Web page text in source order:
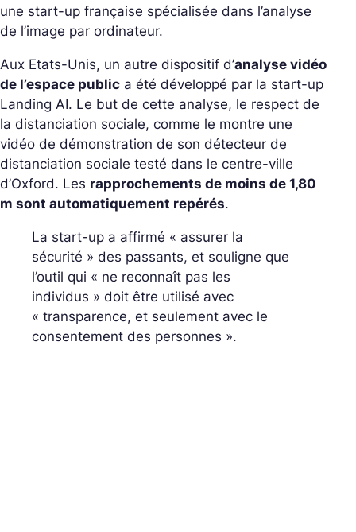
une start-up française spécialisée dans l’analyse
de l’image par ordinateur.
Aux Etats-Unis, un autre dispositif d’analyse vidéo
de l’espace public a été développé par la start-up
Landing AI. Le but de cette analyse, le respect de
la distanciation sociale, comme le montre une
vidéo de démonstration de son détecteur de
distanciation sociale testé dans le centre-ville
d’Oxford. Les rapprochements de moins de 1,80
m sont automatiquement repérés.
La start-up a affirmé « assurer la
sécurité » des passants, et souligne que
l’outil qui « ne reconnaît pas les
individus » doit être utilisé avec
« transparence, et seulement avec le
consentement des personnes ».